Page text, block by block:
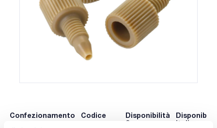
Confezionamento Codice
Disponibilità
Spagna
Italia